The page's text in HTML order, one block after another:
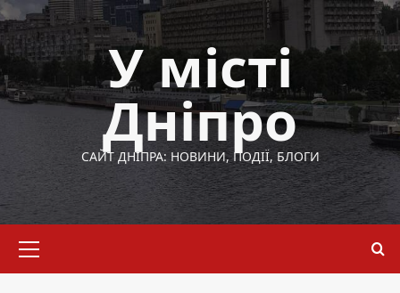
Перейти
до
вмісту
У місті
Дніпро
САЙТ ДНІПРА: НОВИНИ, ПОДІЇ, БЛОГИ
меню